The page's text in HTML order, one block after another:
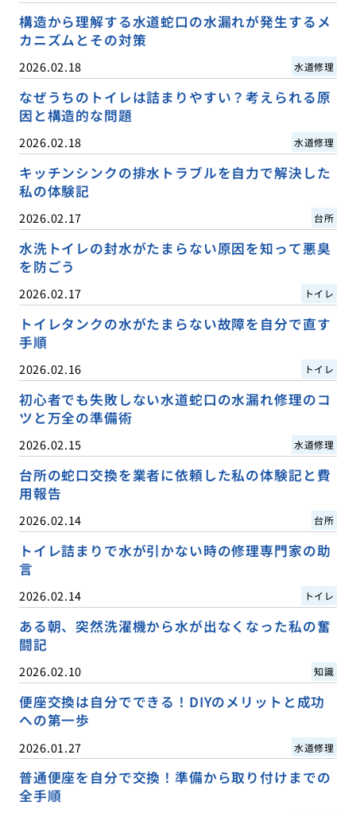
構造から理解する水道蛇口の水漏れが発生するメ
カニズムとその対策
2026.02.18 水道修理
なぜうちのトイレは詰まりやすい？考えられる原
因と構造的な問題
2026.02.18 水道修理
キッチンシンクの排水トラブルを自力で解決した
私の体験記
2026.02.17 台所
水洗トイレの封水がたまらない原因を知って悪臭
を防ごう
2026.02.17 トイレ
トイレタンクの水がたまらない故障を自分で直す
手順
2026.02.16 トイレ
初心者でも失敗しない水道蛇口の水漏れ修理のコ
ツと万全の準備術
2026.02.15 水道修理
台所の蛇口交換を業者に依頼した私の体験記と費
用報告
2026.02.14 台所
トイレ詰まりで水が引かない時の修理専門家の助
言
2026.02.14 トイレ
ある朝、突然洗濯機から水が出なくなった私の奮
闘記
2026.02.10 知識
便座交換は自分でできる！DIYのメリットと成功
への第一歩
2026.01.27 水道修理
普通便座を自分で交換！準備から取り付けまでの
全手順